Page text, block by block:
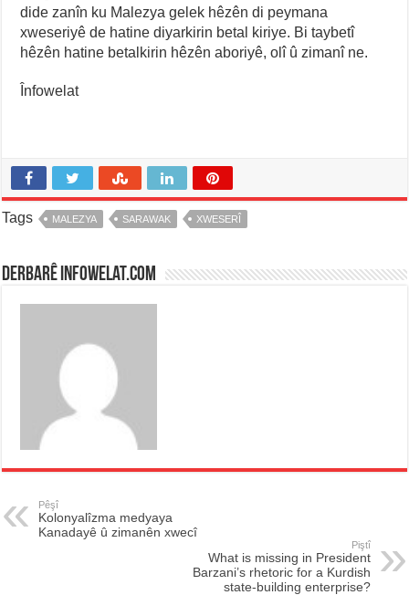
dide zanîn ku Malezya gelek hêzên di peymana
xweseriyê de hatine diyarkirin betal kiriye. Bi taybetî
hêzên hatine betalkirin hêzên aboriyê, olî û zimanî ne.
Înfowelat
Tags MALEZYA SARAWAK XWESERÎ
Derbarê infowelat.com
Pêşî
Kolonyalîzma medyaya
Kanadayê û zimanên xwecî
Piştî
What is missing in President
Barzani’s rhetoric for a Kurdish
state-building enterprise?